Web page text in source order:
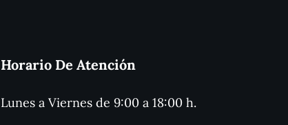
Horario De Atención
Lunes a Viernes de 9:00 a 18:00 h.